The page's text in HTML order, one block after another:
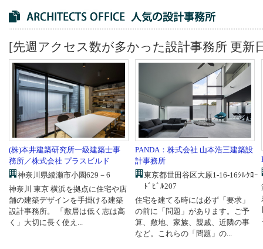
[先週アクセス数が多かった設計事務所 更新
(株)本井建築研究所一級建築士事
務所／株式会社 プラスビルド
神奈川県綾瀬市小園629－6
神奈川 東京 横浜を拠点に住宅や店
舗の建築デザインを手掛ける建築
設計事務所。 「敷居は低く志は高
く」大切に長く使え...
PANDA：株式会社 山本浩三建築設
計事務所
東京都世田谷区大原1-16-16ｼﾙｸﾛｰ
ﾄﾞﾋﾞﾙ207
住宅を建てる時には必ず「要求」
の前に「問題」があります。ご予
算、敷地、家族、親戚、近隣の事
など。これらの「問題」の...